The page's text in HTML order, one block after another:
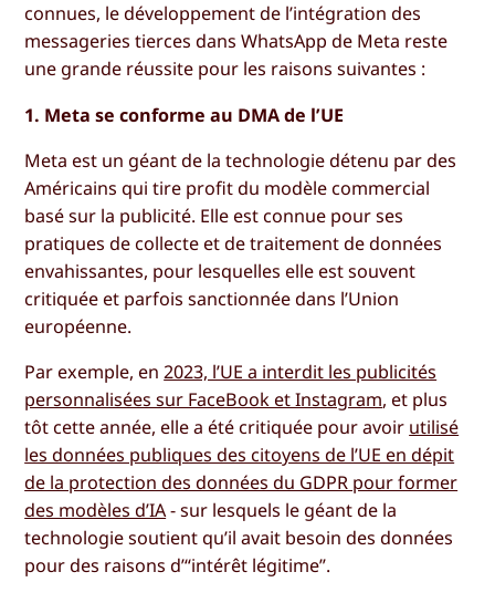
connues, le développement de l’intégration des
messageries tierces dans WhatsApp de Meta reste
une grande réussite pour les raisons suivantes :
1. Meta se conforme au DMA de l’UE
Meta est un géant de la technologie détenu par des
Américains qui tire profit du modèle commercial
basé sur la publicité. Elle est connue pour ses
pratiques de collecte et de traitement de données
envahissantes, pour lesquelles elle est souvent
critiquée et parfois sanctionnée dans l’Union
européenne.
Par exemple, en2023, l’UE a interdit les publicités
personnalisées sur FaceBook et Instagram, et plus
tôt cette année, elle a été critiquée pour avoir utilisé
les données publiques des citoyens de l’UE en dépit
de la protection des données du GDPR pour former
des modèles d’IA- sur lesquels le géant de la
technologie soutient qu’il avait besoin des données
pour des raisons d’“intérêt légitime”.